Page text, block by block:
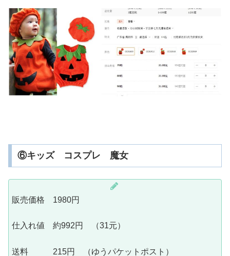
⑥キッズ コスプレ 魔女
販売価格 1980円
仕入れ値 約992円 （31元）
送料 215円 （ゆうパケットポスト）